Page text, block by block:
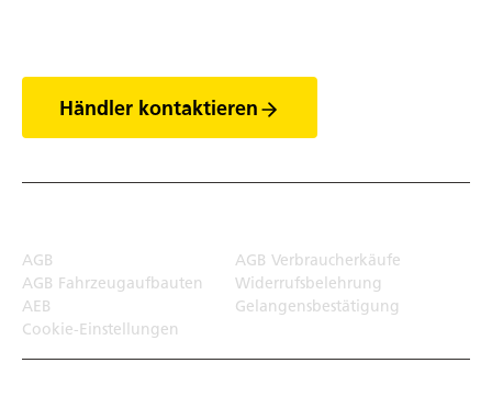
Händler kontaktieren
AGB
AGB Verbraucherkäufe
AGB Fahrzeugaufbauten
Widerrufsbelehrung
AEB
Gelangensbestätigung
Cookie-Einstellungen